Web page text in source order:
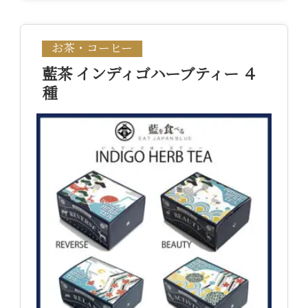
お茶・コーヒー
藍茶 インディゴハーブティー ４
種